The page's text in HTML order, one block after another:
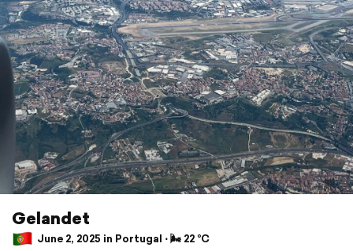
Gelandet
June 2, 2025 in Portugal ⋅ 🌬 22 °C